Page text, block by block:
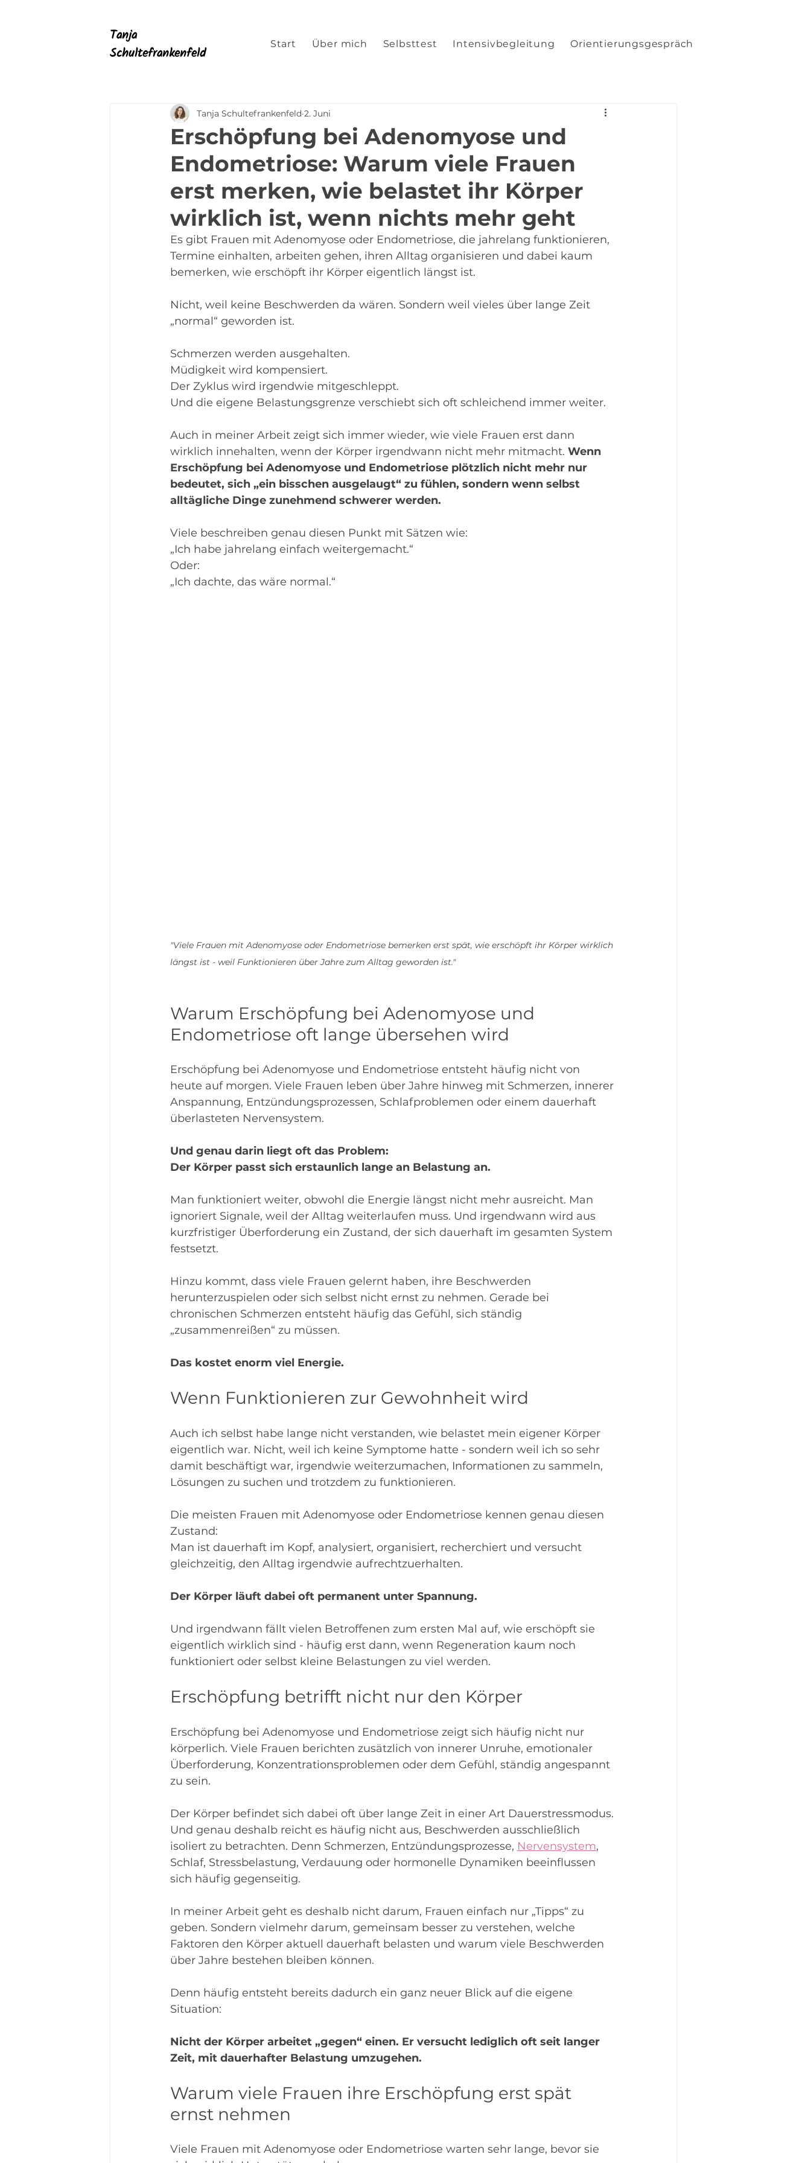
Tanja
Schultefrankenfeld
Start Über mich Selbsttest Intensivbegleitung Orientierungsgespräch
Erschöpfung bei Adenomyose und
Endometriose: Warum viele Frauen
erst merken, wie belastet ihr Körper
wirklich ist, wenn nichts mehr geht
Tanja Schultefrankenfeld 2. Juni
Es gibt Frauen mit Adenomyose oder Endometriose, die jahrelang funktionieren,
Termine einhalten, arbeiten gehen, ihren Alltag organisieren und dabei kaum
bemerken, wie erschöpft ihr Körper eigentlich längst ist.
Nicht, weil keine Beschwerden da wären. Sondern weil vieles über lange Zeit
„normal“ geworden ist.
Schmerzen werden ausgehalten.
Müdigkeit wird kompensiert.
Der Zyklus wird irgendwie mitgeschleppt.
Und die eigene Belastungsgrenze verschiebt sich oft schleichend immer weiter.
Auch in meiner Arbeit zeigt sich immer wieder, wie viele Frauen erst dann
wirklich innehalten, wenn der Körper irgendwann nicht mehr mitmacht. Wenn
Erschöpfung bei Adenomyose und Endometriose plötzlich nicht mehr nur
bedeutet, sich „ein bisschen ausgelaugt“ zu fühlen, sondern wenn selbst
alltägliche Dinge zunehmend schwerer werden.
Viele beschreiben genau diesen Punkt mit Sätzen wie:
„Ich habe jahrelang einfach weitergemacht.“
Oder:
„Ich dachte, das wäre normal.“
"Viele Frauen mit Adenomyose oder Endometriose bemerken erst spät, wie erschöpft ihr Körper wirklich
längst ist - weil Funktionieren über Jahre zum Alltag geworden ist."
Warum Erschöpfung bei Adenomyose und
Endometriose oft lange übersehen wird
Erschöpfung bei Adenomyose und Endometriose entsteht häufig nicht von
heute auf morgen. Viele Frauen leben über Jahre hinweg mit Schmerzen, innerer
Anspannung, Entzündungsprozessen, Schlafproblemen oder einem dauerhaft
überlasteten Nervensystem.
Und genau darin liegt oft das Problem:
Der Körper passt sich erstaunlich lange an Belastung an.
Man funktioniert weiter, obwohl die Energie längst nicht mehr ausreicht. Man
ignoriert Signale, weil der Alltag weiterlaufen muss. Und irgendwann wird aus
kurzfristiger Überforderung ein Zustand, der sich dauerhaft im gesamten System
festsetzt.
Hinzu kommt, dass viele Frauen gelernt haben, ihre Beschwerden
herunterzuspielen oder sich selbst nicht ernst zu nehmen. Gerade bei
chronischen Schmerzen entsteht häufig das Gefühl, sich ständig
„zusammenreißen“ zu müssen.
Das kostet enorm viel Energie.
Wenn Funktionieren zur Gewohnheit wird
Auch ich selbst habe lange nicht verstanden, wie belastet mein eigener Körper
eigentlich war. Nicht, weil ich keine Symptome hatte - sondern weil ich so sehr
damit beschäftigt war, irgendwie weiterzumachen, Informationen zu sammeln,
Lösungen zu suchen und trotzdem zu funktionieren.
Die meisten Frauen mit Adenomyose oder Endometriose kennen genau diesen
Zustand:
Man ist dauerhaft im Kopf, analysiert, organisiert, recherchiert und versucht
gleichzeitig, den Alltag irgendwie aufrechtzuerhalten.
Der Körper läuft dabei oft permanent unter Spannung.
Und irgendwann fällt vielen Betroffenen zum ersten Mal auf, wie erschöpft sie
eigentlich wirklich sind - häufig erst dann, wenn Regeneration kaum noch
funktioniert oder selbst kleine Belastungen zu viel werden.
Erschöpfung betrifft nicht nur den Körper
Erschöpfung bei Adenomyose und Endometriose zeigt sich häufig nicht nur
körperlich. Viele Frauen berichten zusätzlich von innerer Unruhe, emotionaler
Überforderung, Konzentrationsproblemen oder dem Gefühl, ständig angespannt
zu sein.
Der Körper befindet sich dabei oft über lange Zeit in einer Art Dauerstressmodus.
Und genau deshalb reicht es häufig nicht aus, Beschwerden ausschließlich
isoliert zu betrachten. Denn Schmerzen, Entzündungsprozesse, Nervensystem,
Schlaf, Stressbelastung, Verdauung oder hormonelle Dynamiken beeinflussen
sich häufig gegenseitig.
In meiner Arbeit geht es deshalb nicht darum, Frauen einfach nur „Tipps“ zu
geben. Sondern vielmehr darum, gemeinsam besser zu verstehen, welche
Faktoren den Körper aktuell dauerhaft belasten und warum viele Beschwerden
über Jahre bestehen bleiben können.
Denn häufig entsteht bereits dadurch ein ganz neuer Blick auf die eigene
Situation:
Nicht der Körper arbeitet „gegen“ einen. Er versucht lediglich oft seit langer
Zeit, mit dauerhafter Belastung umzugehen.
Warum viele Frauen ihre Erschöpfung erst spät
ernst nehmen
Viele Frauen mit Adenomyose oder Endometriose warten sehr lange, bevor sie